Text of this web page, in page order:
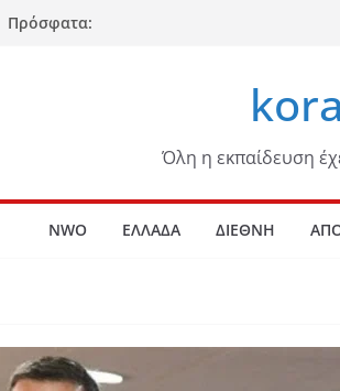
Πρόσφατα:
Όλη η εκπαίδευση
NWO ΕΛΛΑΔΑ ΔΙΕΘΝΗ